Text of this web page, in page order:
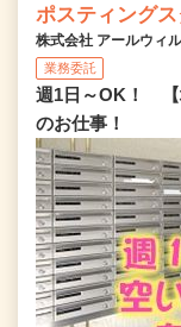
ポスティング
株式会社 アールウィル
業務委託
週1日～OK！ 【
のお仕事！